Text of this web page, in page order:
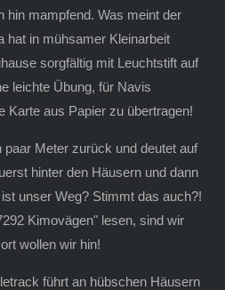
hin mampfend. Was meint der
hat in mühsamer Kleinarbeit
sorgfältig mit Leuchtstift auf
leichte Übung, für Navis
Karte aus Papier zu übertragen!
paar Meter zurück und deutet auf
hinter den Häusern und dann
unser Weg? Stimmt das auch?!
Kimovägen" lesen, sind wir
wollen wir hin!
führt an hübschen Häusern